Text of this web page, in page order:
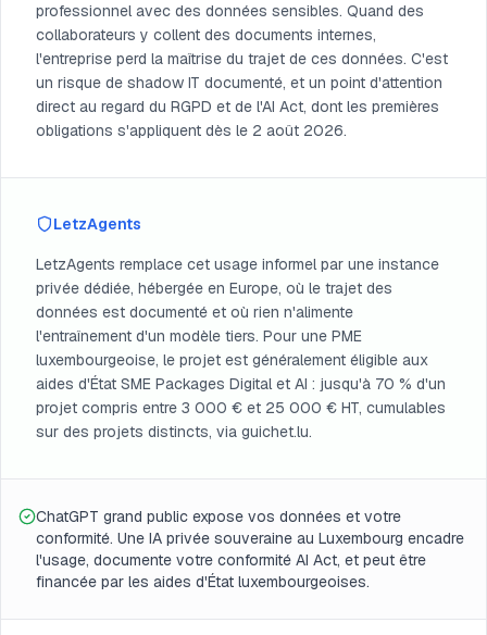
professionnel avec des données sensibles. Quand des
collaborateurs y collent des documents internes,
l'entreprise perd la maîtrise du trajet de ces données. C'est
un risque de shadow IT documenté, et un point d'attention
direct au regard du RGPD et de l'AI Act, dont les premières
obligations s'appliquent dès le 2 août 2026.
LetzAgents
LetzAgents remplace cet usage informel par une instance
privée dédiée, hébergée en Europe, où le trajet des
données est documenté et où rien n'alimente
l'entraînement d'un modèle tiers. Pour une PME
luxembourgeoise, le projet est généralement éligible aux
aides d'État SME Packages Digital et AI : jusqu'à 70 % d'un
projet compris entre 3 000 € et 25 000 € HT, cumulables
sur des projets distincts, via guichet.lu.
ChatGPT grand public expose vos données et votre
conformité. Une IA privée souveraine au Luxembourg encadre
l'usage, documente votre conformité AI Act, et peut être
financée par les aides d'État luxembourgeoises.